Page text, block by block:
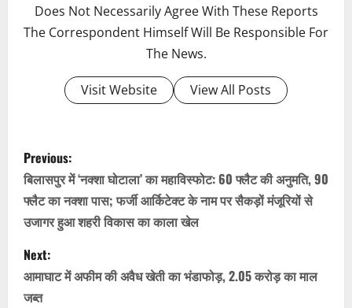
Does Not Necessarily Agree With These Reports
The Correspondent Himself Will Be Responsible For
The News.
Visit Website View All Posts
P
o
s
t
n
Previous:
बिलासपुर में ‘नक्शा घोटाला’ का महाविस्फोट: 60 फ्लैट की अनुमति, 90
फ्लैट का नक्शा पास; फर्जी आर्किटेक्ट के नाम पर सैकड़ों मंजूरियों से
उजागर हुआ शहरी विकास का काला खेल
Next:
आमाघाट में अफीम की अवैध खेती का भंडाफोड़, 2.05 करोड़ का माल
जब्त